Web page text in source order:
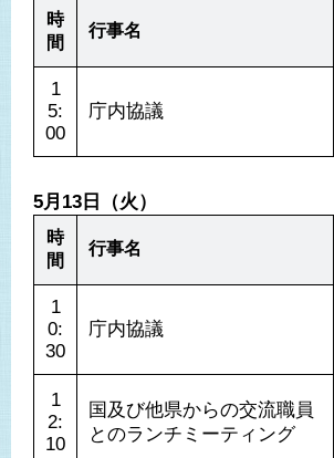
時
間
行事名
1
5:
00
庁内協議
5月13日（火）
時
間
行事名
1
0:
30
庁内協議
1
2:
10
国及び他県からの交流職員
とのランチミーティング